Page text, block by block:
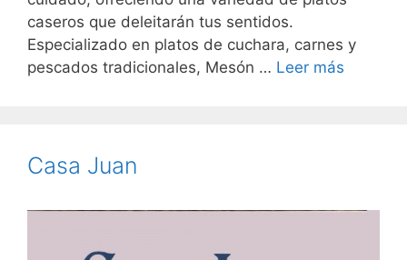
caseros que deleitarán tus sentidos.
Especializado en platos de cuchara, carnes y
pescados tradicionales, Mesón … Leer más
Casa Juan